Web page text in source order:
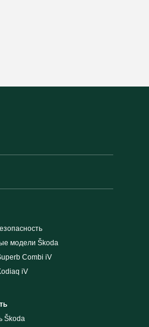
модели Škoda
Combi iV
iV
Škoda